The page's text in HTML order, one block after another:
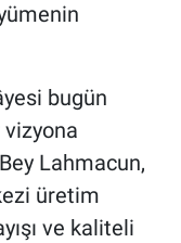
bugün
vizyona
Lahmacun,
üretim
ve kaliteli